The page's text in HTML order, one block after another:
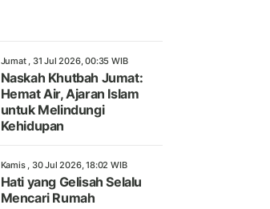
Jumat , 31 Jul 2026, 00:35 WIB
Naskah Khutbah Jumat:
Hemat Air, Ajaran Islam
untuk Melindungi
Kehidupan
Kamis , 30 Jul 2026, 18:02 WIB
Hati yang Gelisah Selalu
Mencari Rumah